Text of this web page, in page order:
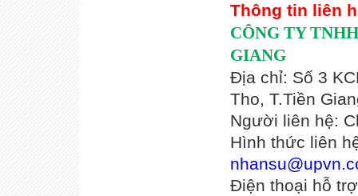
Thông tin liên
CÔNG TY
GIANG
Địa chỉ: Số 3
Tho, T.Tiền
Người liên hệ:
Hình thức liên
Điện thoại hỗ